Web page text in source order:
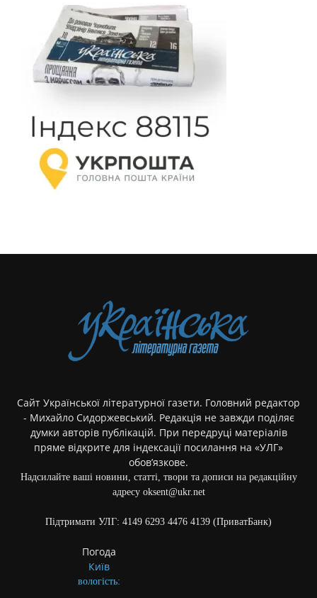
Сайт Української літературної газети. Головний редактор
- Михайло Сидоржевський. Редакція не завжди поділяє
думки авторів публікацій. При передруці матеріалів
пряме відкрите для індексації посилання на «УЛГ»
обов’язкове.
Надсилайте ваші новини, статті, твори та дописи на редакційну
адресу oksent@ukr.net
Підтримати УЛГ: 4149 6293 4476 4139 (ПриватБанк)
Погода
Київ
вологість: